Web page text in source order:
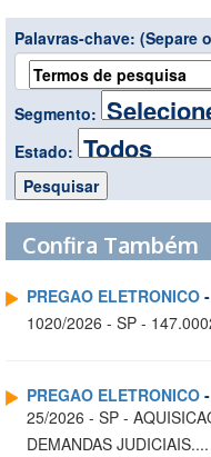
Palavras-chave: (Separe
Segmento:
Estado:
Confira Também
PREGAO ELETRONICO
1020/2026 - SP -
PREGAO ELETRONICO
25/2026 - SP -
DEMANDAS JUDICIAIS....